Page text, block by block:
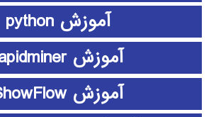
آموزش python
آموزش rapidminer
آموزش ShowFlow